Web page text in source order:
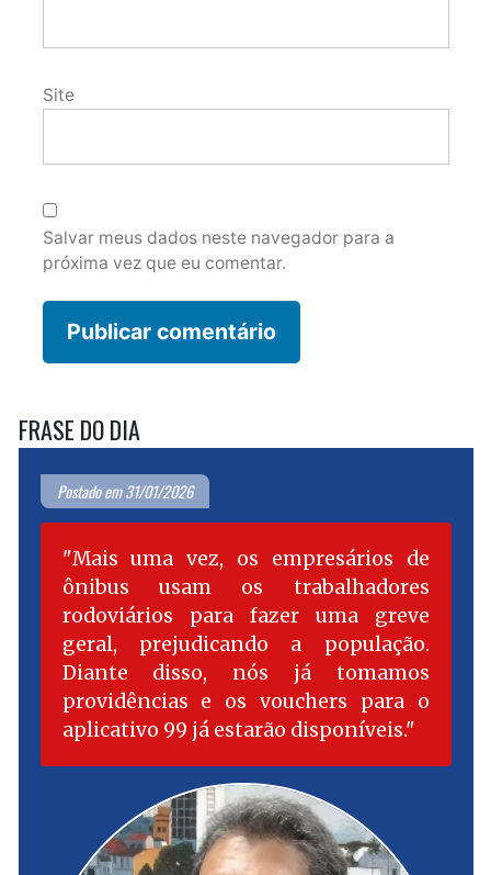
Site
Salvar meus dados neste navegador para a
próxima vez que eu comentar.
FRASE DO DIA
Postado em 31/01/2026
Mais uma vez, os empresários de
ônibus usam os trabalhadores
rodoviários para fazer uma greve
geral, prejudicando a população.
Diante disso, nós já tomamos
providências e os vouchers para o
aplicativo 99 já estarão disponíveis.